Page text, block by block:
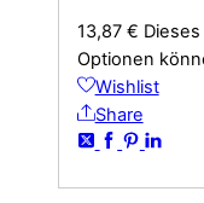
13,87 €
Optionen
Wishlist
Share